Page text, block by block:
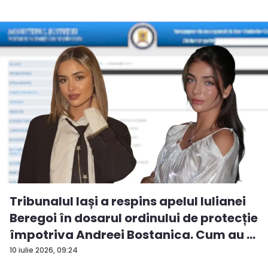
10 iulie 2026, 09:24
Tribunalul Iași a respins apelul Iulianei
Beregoi în dosarul ordinului de protecție
împotriva Andreei Bostanica. Cum au ...